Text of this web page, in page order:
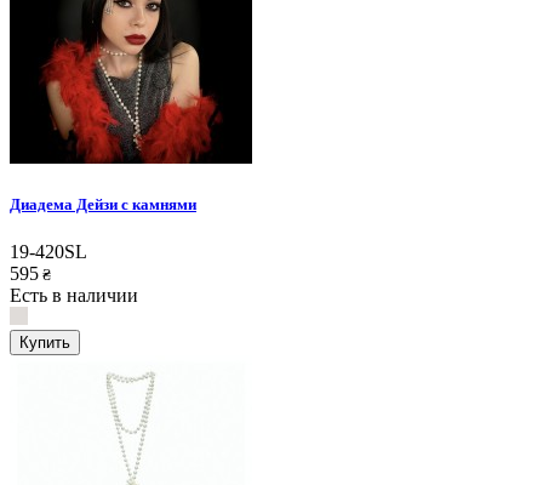
Диадема Дейзи с камнями
19-420SL
595 ₴
Есть в наличии
Купить